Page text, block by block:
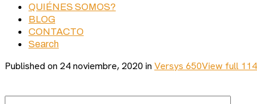
QUIÉNES SOMOS?
BLOG
CONTACTO
Search
Published on 24 noviembre, 2020 in Versys 650View full